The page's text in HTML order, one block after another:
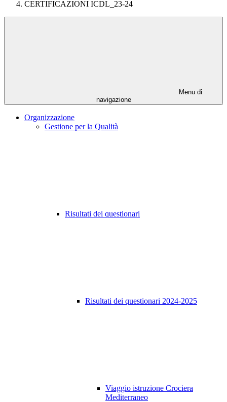
CERTIFICAZIONI ICDL_23-24
Menu di
navigazione
Organizzazione
Gestione per la Qualità
Risultati dei questionari
Risultati dei questionari 2024-2025
Viaggio istruzione Crociera
Mediterraneo